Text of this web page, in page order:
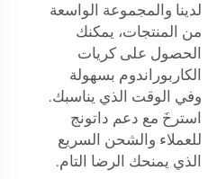
لدينا والمجموعة الواسعة
من المنتجات، يمكنك
الحصول على كريات
الكاربوراندوم بسهولة
وفي الوقت الذي يناسبك.
استرخَ مع دعم داتونج
للعملاء والشحن السريع
الذي يمنحك الرضا التام.